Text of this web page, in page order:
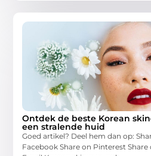
Ontdek de beste Korean
een stralende huid
Goed artikel? Deel hem dan op:
Facebook Share on Pinterest